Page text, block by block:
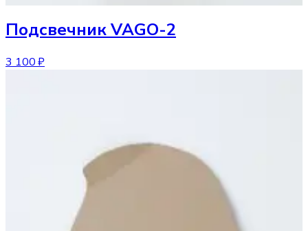
ПодсвечникVAGO-2
3 100 ₽